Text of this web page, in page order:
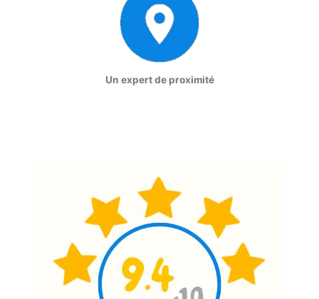
Un expert de proximité